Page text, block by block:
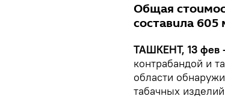
Общая
составила
ТАШКЕНТ, 13 фев
контрабандой и
области
табачных